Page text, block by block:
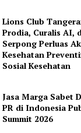
Lions Club
Prodia, Curalis AI,
Serpong Perluas
Kesehatan
Sosial Kesehatan
Jasa Marga Sabet
PR di Indonesia
Summit 2026